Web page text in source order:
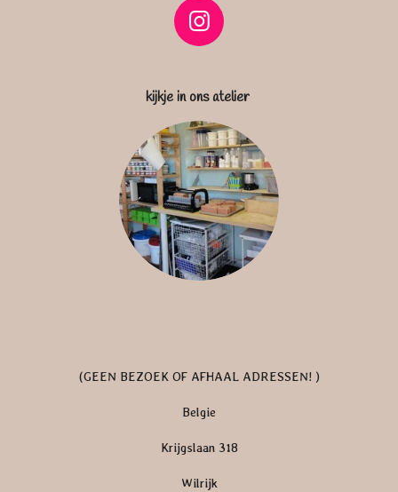
I
t
a
g
r
a
m
kijkje in ons atelier
(GEEN BEZOEK OF AFHAAL ADRESSEN! )
Belgie
Krijgslaan 318
Wilrijk